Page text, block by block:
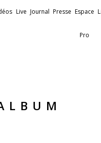
Live Journal Presse Espace
Pro